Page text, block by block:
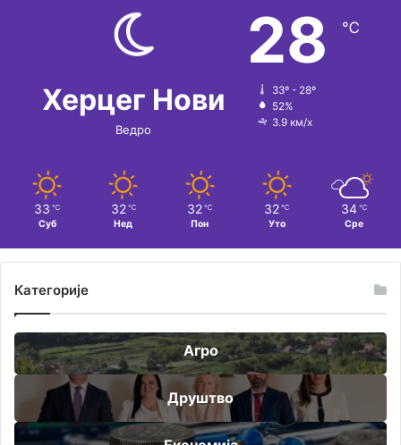
Херцег Нови
Ведро
28 ℃
33º - 28º
52%
3.9 км/х
33 ℃
Суб
32 ℃
Нед
32 ℃
Пон
32 ℃
Уто
34 ℃
Сре
Категорије
Агро
Друштво